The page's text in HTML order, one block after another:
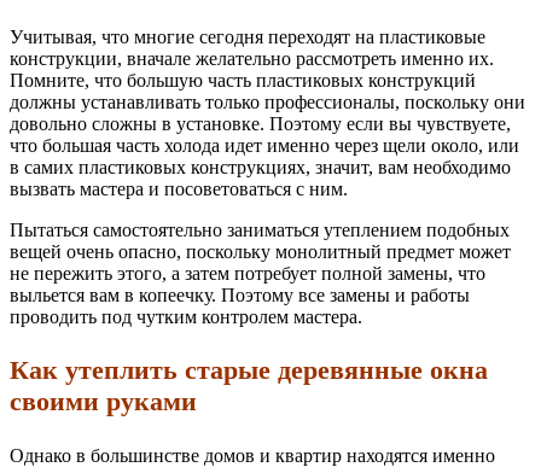
Учитывая, что многие сегодня переходят на пластиковые
конструкции, вначале желательно рассмотреть именно их.
Помните, что большую часть пластиковых конструкций
должны устанавливать только профессионалы, поскольку они
довольно сложны в установке. Поэтому если вы чувствуете,
что большая часть холода идет именно через щели около, или
в самих пластиковых конструкциях, значит, вам необходимо
вызвать мастера и посоветоваться с ним.
Пытаться самостоятельно заниматься утеплением подобных
вещей очень опасно, поскольку монолитный предмет может
не пережить этого, а затем потребует полной замены, что
выльется вам в копеечку. Поэтому все замены и работы
проводить под чутким контролем мастера.
Как утеплить старые деревянные окна
своими руками
Однако в большинстве домов и квартир находятся именно